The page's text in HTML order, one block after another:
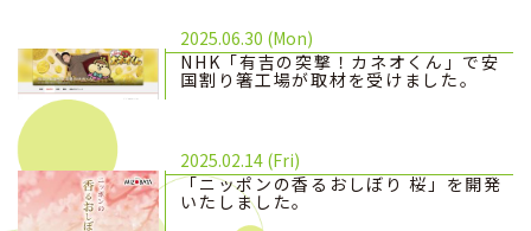
2025.06.30 (Mon)
NHK「有吉の突撃！カネオくん」で安
国割り箸工場が取材を受けました。
2025.02.14 (Fri)
「ニッポンの香るおしぼり 桜」を開発
いたしました。